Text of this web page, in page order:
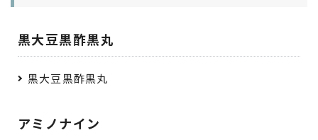
黒大豆黒酢黒丸
黒大豆黒酢黒丸
アミノナイン